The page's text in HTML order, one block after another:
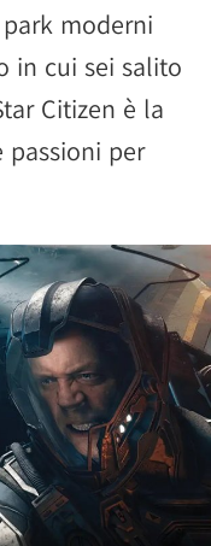
moderni
in cui sei salito
Citizen è la
per